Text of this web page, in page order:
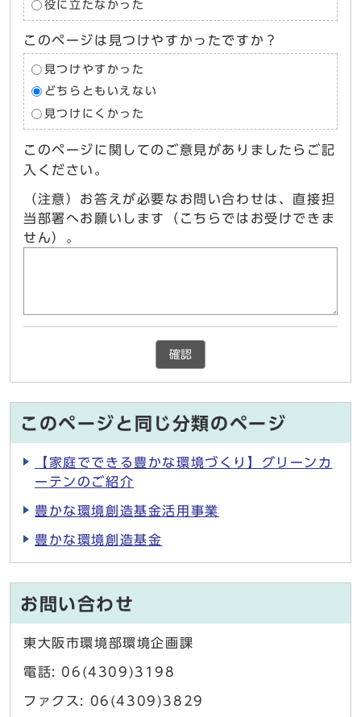
役に立たなかった
このページは見つけやすかったですか？
見つけやすかった
どちらともいえない
見つけにくかった
このページに関してのご意見がありましたらご記
入ください。
（注意）お答えが必要なお問い合わせは、直接担
当部署へお願いします（こちらではお受けできま
せん）。
確認
このページと同じ分類のページ
【家庭でできる豊かな環境づくり】グリーンカ
ーテンのご紹介
豊かな環境創造基金活用事業
豊かな環境創造基金
お問い合わせ
東大阪市環境部環境企画課
電話: 06(4309)3198
ファクス: 06(4309)3829